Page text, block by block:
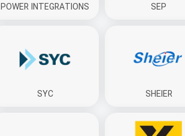
SEP
POWER INTEGRATIONS
SHEIER
SYC